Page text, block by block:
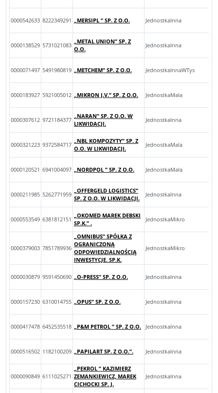
0000542633 8222349291 „MERSIPL ” SP. Z O.O. JednostkaInna
0000138529 5731021083
„METAL UNION” SP. Z
O.O.
JednostkaInna
0000071497 5491980819 „METCHEM” SP. Z O.O. JednostkaInnaWTys
0000183927 5921005012 „MIKRON J.V.” SP. Z O.O. JednostkaMala
0000307612 9721184377
„NARAN” SP. Z O.O. W
LIKWIDACJI.
JednostkaInna
0000321223 9372584717
„NBL KOMPOZYTY” SP. Z
O.O. W LIKWIDACJI.
JednostkaMala
0000120521 6941004097 „NORDPOL ” SP. Z O.O. JednostkaMala
0000211985 5262771959
„OFFERGELD LOGISTICS”
SP. Z O.O. W LIKWIDACJI.
JednostkaInna
0000553549 6381812151
„OKOMED MAREK DĘBSKI
SP.K.” .
JednostkaMikro
0000379003 7851789936
„OMNIBUS” SPÓŁKA Z
OGRANICZONĄ
ODPOWIEDZIALNOŚCIĄ
INWESTYCJE. SP.K.
JednostkaMikro
0000030879 9591450690 „O-PRESS” SP. Z O.O. JednostkaInna
0000157230 6310014755 „OPUS” SP. Z O.O. JednostkaInna
0000417478 6452535518 „P&M PETROL ” SP. Z O.O. JednostkaInna
0000516502 1182100209 „PAPILART SP. Z O.O.”. JednostkaInna
0000090849 6111025271
„PEKROL ” KAZIMIERZ
ZEMANKIEWICZ, MAREK
CICHOCKI SP. J.
JednostkaInna